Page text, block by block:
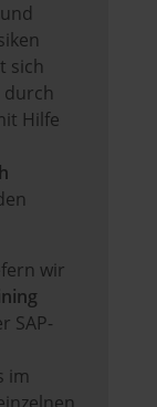
sich
durch
Hilfe
wir
SAP-
im